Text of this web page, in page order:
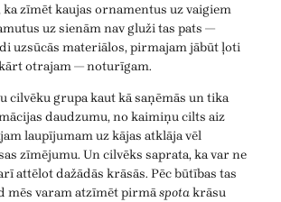
zīmēt kaujas ornamentus uz vaigiem
uz sienām nav gluži tas pats —
uzsūcās materiālos, pirmajam jābūt ļoti
otrajam — noturīgam.
cilvēku grupa kaut kā saņēmās un tika
daudzumu, no kaimiņu cilts aiz
laupījumam uz kājas atklāja vēl
zīmējumu. Un cilvēks saprata, ka var ne
attēlot dažādās krāsās. Pēc būtības tas
mēs varam atzīmēt pirmāspotakrāsu